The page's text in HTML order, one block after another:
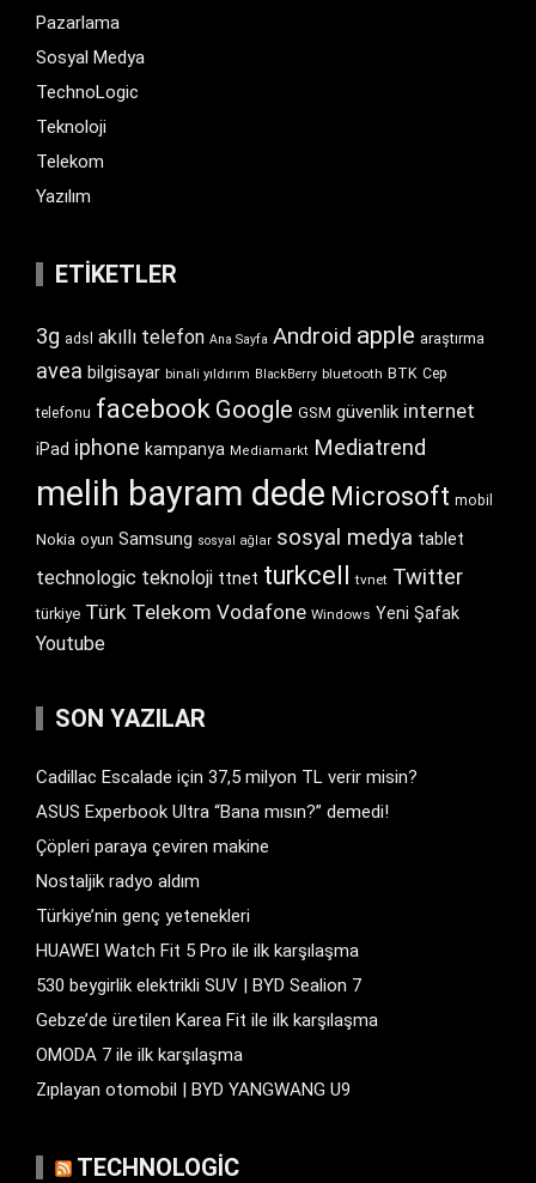
Pazarlama
Sosyal Medya
TechnoLogic
Teknoloji
Telekom
Yazılım
ETIKETLER
3g adsl akıllı telefon Ana Sayfa Android apple araştırma
avea bilgisayar binali yıldırım BlackBerry bluetooth BTK Cep
telefonu facebook Google GSM güvenlik internet
iPad iphone kampanya Mediamarkt Mediatrend
melih bayram dede Microsoft mobil
Nokia oyun Samsung sosyal ağlar sosyal medya tablet
technologic teknoloji ttnet turkcell tvnet Twitter
türkiye Türk Telekom Vodafone Windows Yeni Şafak
Youtube
SON YAZILAR
Cadillac Escalade için 37,5 milyon TL verir misin?
ASUS Experbook Ultra “Bana mısın?” demedi!
Çöpleri paraya çeviren makine
Nostaljik radyo aldım
Türkiye’nin genç yetenekleri
HUAWEI Watch Fit 5 Pro ile ilk karşılaşma
530 beygirlik elektrikli SUV | BYD Sealion 7
Gebze’de üretilen Karea Fit ile ilk karşılaşma
OMODA 7 ile ilk karşılaşma
Zıplayan otomobil | BYD YANGWANG U9
TECHNOLOGIC